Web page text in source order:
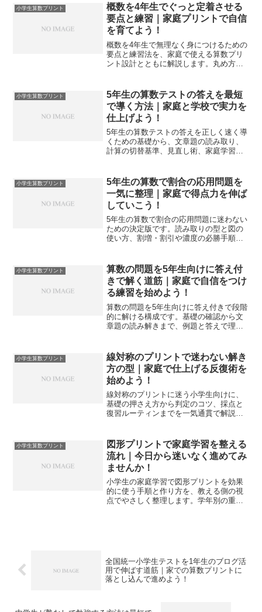
小学生算数プリント
概数を4年生でぐっと定着させる
要点と練習｜家庭プリントで自信
を育てよう！
概数を4年生で無理なく身につけるための
要点と練習法を、家庭で使える算数プリ
ント設計とともに解説します。丸め方の
小学生算数プリント
5年生の算数テストの答えを最短
で導く方法｜家庭と学校で実力を
仕上げよう！
5年生の算数テストの答えを正しく速く導
くための基礎から、文章題の読み取り、
計算の切替基準、見直し術、家庭学習ル
小学生算数プリント
5年生の算数で割合の応用問題を
一気に整理｜家庭で得点力を伸ば
していこう！
5年生の算数で割合の応用問題に迷わない
ための決定版です。読み取りの型と図の
使い方、割増・割引や濃度の必勝手順、
小学生算数プリント
算数の問題を5年生向けに答え付
きで解く道筋｜家庭で自信をつけ
る練習を始めよう！
算数の問題を5年生向けに答え付きで段階
的に解ける構成です。基礎の確認から文
章題の読み解きまで、例題と答えで理解
小学生算数プリント
線対称のプリントで迷わない解き
方の型｜家庭で仕上げる反復術を
始めよう！
線対称のプリントに迷う小学生向けに、
基礎の押さえ方から判定のコツ、採点と
復習ルーティンまでを一気通貫で解説し
小学生算数プリント
図形プリントで家庭学習を整える
流れ｜今日から迷いなく進めてみ
ませんか！
小学生の家庭学習で図形プリントを効果
的に使う手順と作り方を、教える側の視
点でやさしく整理します。学年別の重
全国統一小学生テストを1年生のブログ活
用で伸ばす道筋｜家での算数プリントに
落とし込んで進めよう！